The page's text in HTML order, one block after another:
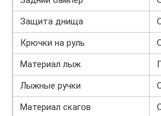
Защита днища
Крючки на руль
Материал лыж
Лыжные ручки
Материал скагов